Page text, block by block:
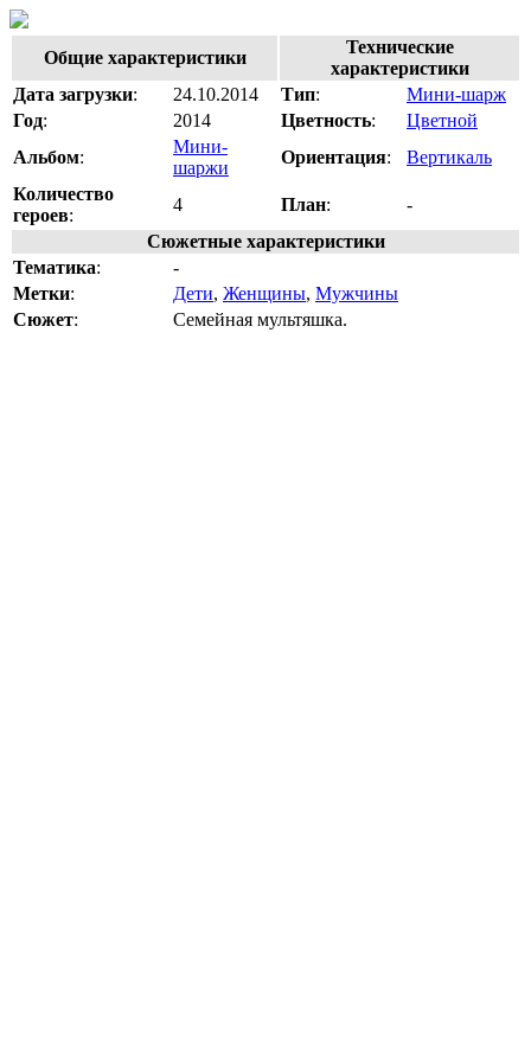
Общие характеристики
Технические
характеристики
Дата загрузки: 24.10.2014 Тип:
Мини-шарж
Год: 2014 Цветность:
Цветной
Альбом:
Мини-
шаржи
Ориентация:
Вертикаль
Количество
героев:
4 План:
-
Сюжетные характеристики
Тематика:
-
Метки: Дети, Женщины, Мужчины
Сюжет: Семейная мультяшка.